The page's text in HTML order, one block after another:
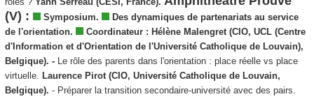
(V) :
Symposium.
Des dynamiques de partenariats au service
de l'orientation.
Coordinateur : Hélène Malengret (CIO, UCL (Centre
d'Information et d'Orientation de l'Université Catholique de Louvain),
Belgique). -Le rôle des parents dans l'orientation : place réelle vs place
virtuelle. Laurence Pirot (CIO, Université Catholique de Louvain,
Belgique). - Préparer la transition secondaire-université avec des pairs.